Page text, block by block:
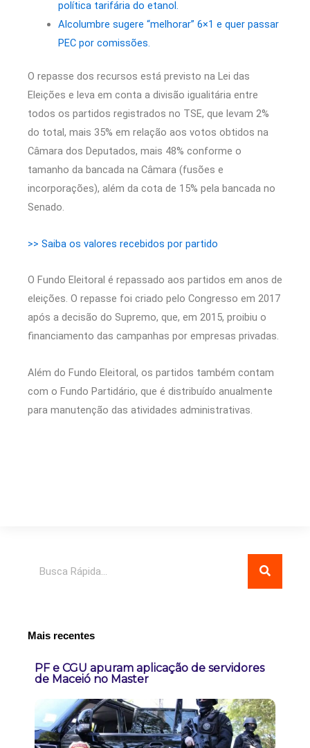
política tarifária do etanol.
Alcolumbre sugere “melhorar” 6×1 e quer passar
PEC por comissões.
O repasse dos recursos está previsto na Lei das
Eleições e leva em conta a divisão igualitária entre
todos os partidos registrados no TSE, que levam 2%
do total, mais 35% em relação aos votos obtidos na
Câmara dos Deputados, mais 48% conforme o
tamanho da bancada na Câmara (fusões e
incorporações), além da cota de 15% pela bancada no
Senado.
>> Saiba os valores recebidos por partido
O Fundo Eleitoral é repassado aos partidos em anos de
eleições. O repasse foi criado pelo Congresso em 2017
após a decisão do Supremo, que, em 2015, proibiu o
financiamento das campanhas por empresas privadas.
Além do Fundo Eleitoral, os partidos também contam
com o Fundo Partidário, que é distribuído anualmente
para manutenção das atividades administrativas.
Mais recentes
PF e CGU apuram aplicação de servidores
de Maceió no Master